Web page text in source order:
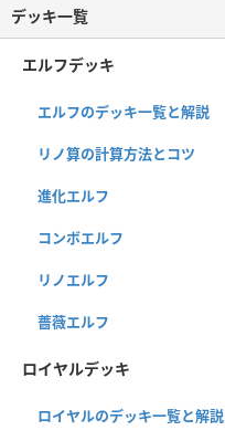
デッキ一覧
エルフデッキ
エルフのデッキ一覧と解説
リノ算の計算方法とコツ
進化エルフ
コンボエルフ
リノエルフ
薔薇エルフ
ロイヤルデッキ
ロイヤルのデッキ一覧と解説